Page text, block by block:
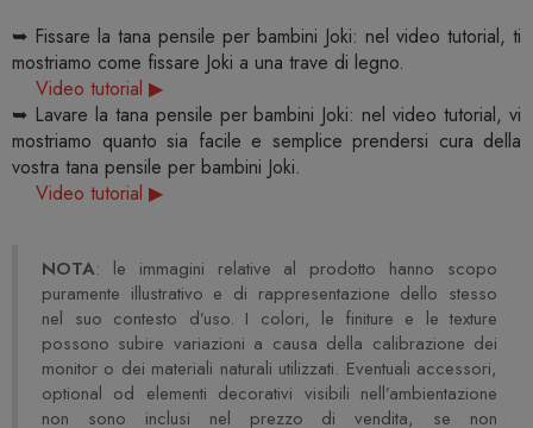
➥ Fissare la tana pensile per bambini Joki: nel video tutorial, ti
mostriamo come fissare Joki a una trave di legno.
Video tutorial ▶
➥ Lavare la tana pensile per bambini Joki: nel video tutorial, vi
mostriamo quanto sia facile e semplice prendersi cura della
vostra tana pensile per bambini Joki.
Video tutorial ▶
NOTA: le immagini relative al prodotto hanno scopo
puramente illustrativo e di rappresentazione dello stesso
nel suo contesto d’uso. I colori, le finiture e le texture
possono subire variazioni a causa della calibrazione dei
monitor o dei materiali naturali utilizzati. Eventuali accessori,
optional od elementi decorativi visibili nell’ambientazione
non sono inclusi nel prezzo di vendita, se non